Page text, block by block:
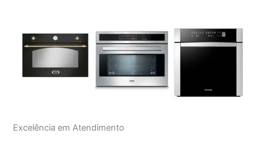
Excelência em Atendimento